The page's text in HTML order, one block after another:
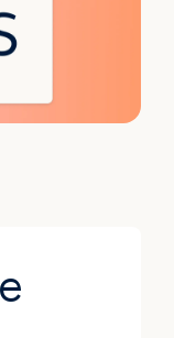
Compartir